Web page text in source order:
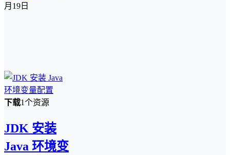
月19日
下载1个资源
JDK 安装
Java 环境变